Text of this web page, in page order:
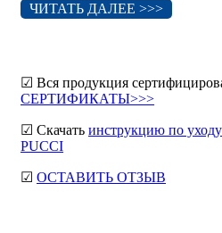
ЧИТАТЬ ДАЛЕЕ >>>
☑ Вся продукция
СЕРТИФИКАТЫ>>>
☑ Скачать инструкцию по
PUCCI
☑ ОСТАВИТЬ ОТЗЫВ